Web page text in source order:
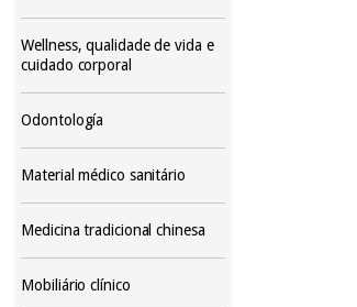
Wellness, qualidade de vida e
cuidado corporal
Odontología
Material médico sanitário
Medicina tradicional chinesa
Mobiliário clínico